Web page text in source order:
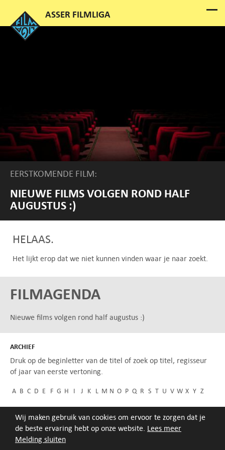
Melding sluiten
Wij maken gebruik van cookies om ervoor te zorgen dat je
de beste ervaring hebt op onze website. Lees meer
EERSTKOMENDE FILM:
NIEUWE FILMS VOLGEN ROND HALF
AUGUSTUS :)
HELAAS.
Het lijkt erop dat we niet kunnen vinden waar je naar zoekt.
FILMAGENDA
Nieuwe films volgen rond half augustus :)
ARCHIEF
Druk op de beginletter van de titel of zoek op titel, regisseur
of jaar van eerste vertoning.
A B C D E F G H I J K L M N O P Q R S T U V W X Y Z